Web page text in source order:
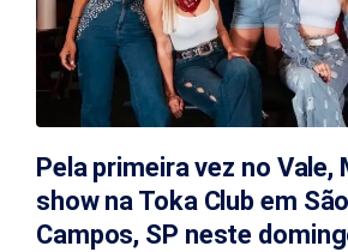
Pela primeira vez no Vale,
show na Toka Club em
Campos, SP neste